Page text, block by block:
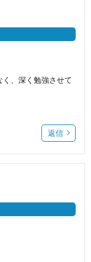
、深く勉強させて
返信